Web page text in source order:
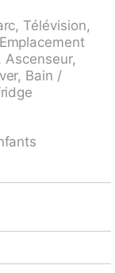
Télévision,
Bain /